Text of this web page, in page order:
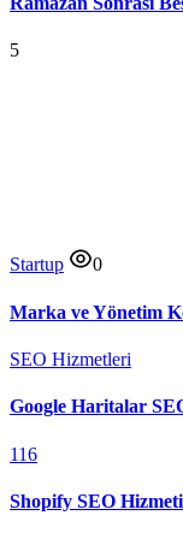
5
Startup 0
Marka ve Yönetim
SEO Hizmetleri
Google Haritalar
116
Shopify SEO